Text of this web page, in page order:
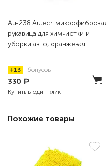
Au-238 Autech микрофибровая
рукавица для химчистки и
уборки авто, оранжевая
+13 бонусов
330 ₽
Купить в один клик
Похожие товары